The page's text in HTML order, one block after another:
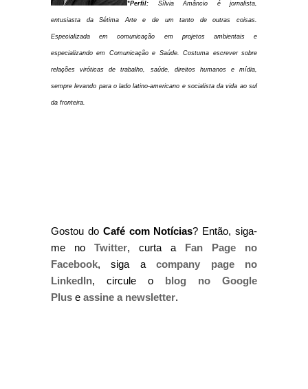
*Perfil: Sílvia Amâncio é jornalista,
entusiasta da Sétima Arte e de um tanto de outras coisas.
Especializada em comunicação em projetos ambientais e
especializando em Comunicação e Saúde. Costuma escrever sobre
relações viróticas de trabalho, saúde, direitos humanos e mídia,
sempre levando para o lado latino-americano e socialista da vida ao sul
da fronteira.
Gostou do Café com Notícias? Então, siga-
me no Twitter, curta a Fan Page no
Facebook, siga acompany page no
LinkedIn, circule o blog no Google
Plus e assine a newsletter.